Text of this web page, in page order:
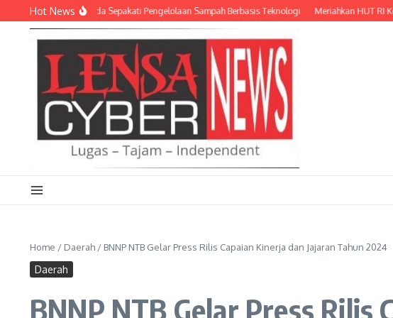
Lewati ke konten
Hot News
Empat Pemda Sepakati Pengelolaan Sampah Berbasis Teknologi Meriahkan HUT RI Ke-81,
Home / Daerah / BNNP NTB Gelar Press Rilis Capaian Kinerja dan Jajaran Tahun 2024
Daerah
BNNP NTB Gelar Press Rilis